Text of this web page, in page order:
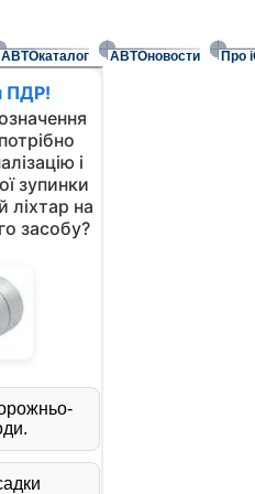
АВТОкаталог АВТОновости Про